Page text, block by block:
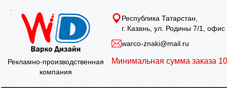
Рекламно-производственная
компания
Республика Татарстан,
г. Казань, ул. Родины 7/1, офис
warco-znaki@mail.ru
Минимальная сумма заказа